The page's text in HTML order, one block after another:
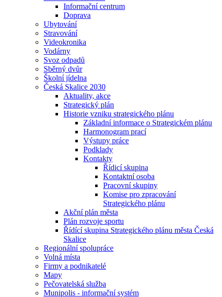
Informační centrum
Doprava
Ubytování
Stravování
Videokronika
Vodárny
Svoz odpadů
Sběrný dvůr
Školní jídelna
Česká Skalice 2030
Aktuality, akce
Strategický plán
Historie vzniku strategického plánu
Základní informace o Strategickém plánu
Harmonogram prací
Výstupy práce
Podklady
Kontakty
Řídicí skupina
Kontaktní osoba
Pracovní skupiny
Komise pro zpracování
Strategického plánu
Akční plán města
Plán rozvoje sportu
Řídící skupina Strategického plánu města Česká
Skalice
Regionální spolupráce
Volná místa
Firmy a podnikatelé
Mapy
Pečovatelská služba
Munipolis - informační systém